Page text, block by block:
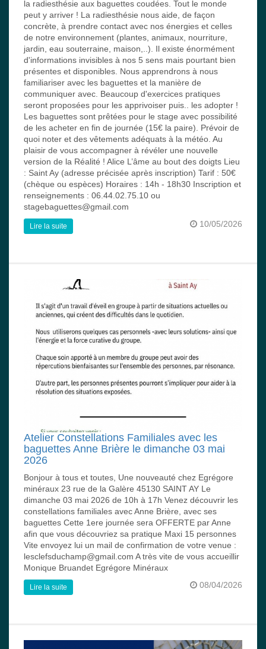
la radiesthésie aux baguettes coudées. Tout le monde
peut y arriver ! La radiesthésie nous aide, de façon
concrète, à prendre contact avec nos énergies et celles
de notre environnement (plantes, animaux, nourriture,
jardin, eau souterraine, maison,..). Il existe énormément
d'informations invisibles à nos 5 sens mais pourtant bien
présentes et disponibles. Nous apprendrons à nous
familiariser avec les baguettes et la manière de
communiquer avec. Beaucoup d'exercices pratiques
seront proposées pour les apprivoiser puis.. les adopter !
Les baguettes sont prêtées pour le stage avec possibilité
de les acheter en fin de journée (15€ la paire). Prévoir de
quoi noter et des vêtements adéquats à la météo. Au
plaisir de vous accompagner à révéler une nouvelle
version de la Réalité ! Alice L’âme au bout des doigts Lieu
: Saint Ay (adresse précisée après inscription) Tarif : 50€
(chèque ou espèces) Horaires : 14h - 18h30 Inscription et
renseignements : 06.44.02.75.10 ou
stagebaguettes@gmail.com
10/05/2026
Lire la suite
Atelier Constellations Familiales avec les
baguettes Anne Brière le dimanche 03 mai
2026
Bonjour à tous et toutes, Une nouveauté chez Egrégore
minéraux 23 rue de la Galère 45130 SAINT AY Le
dimanche 03 mai 2026 de 10h à 17h Venez découvrir les
constellations familiales avec Anne Brière, avec ses
baguettes Cette 1ere journée sera OFFERTE par Anne
afin que vous découvriez sa pratique Maxi 15 personnes
Vite envoyez lui un mail de confirmation de votre venue :
lesclefsduchamp@gmail.com A très vite de vous accueillir
Monique Bruandet Egrégore Minéraux
08/04/2026
Lire la suite